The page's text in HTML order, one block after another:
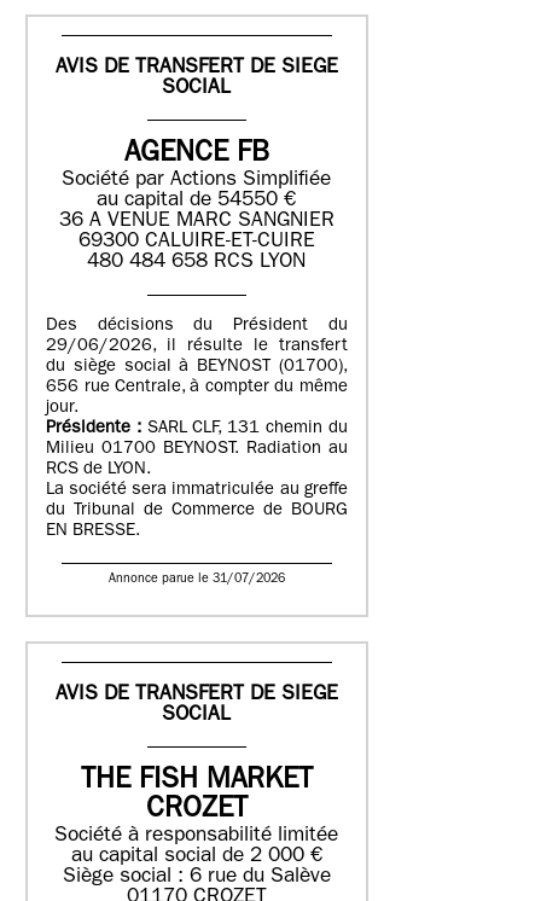
AVIS DE TRANSFERT DE SIEGE
SOCIAL
AGENCE FB
Société par Actions Simplifiée
au capital de 54550 €
36 A VENUE MARC SANGNIER
69300 CALUIRE-ET-CUIRE
480 484 658 RCS LYON
Des décisions du Président du
29/06/2026, il résulte le transfert
du siège social à BEYNOST (01700),
656 rue Centrale, à compter du même
jour.
Présidente :SARL CLF, 131 chemin du
Milieu 01700 BEYNOST. Radiation au
RCS de LYON.
La société sera immatriculée au greffe
du Tribunal de Commerce de BOURG
EN BRESSE.
Annonce parue le 31/07/2026
AVIS DE TRANSFERT DE SIEGE
SOCIAL
THE FISH MARKET
CROZET
Société à responsabilité limitée
au capital social de 2 000 €
Siège social : 6 rue du Salève